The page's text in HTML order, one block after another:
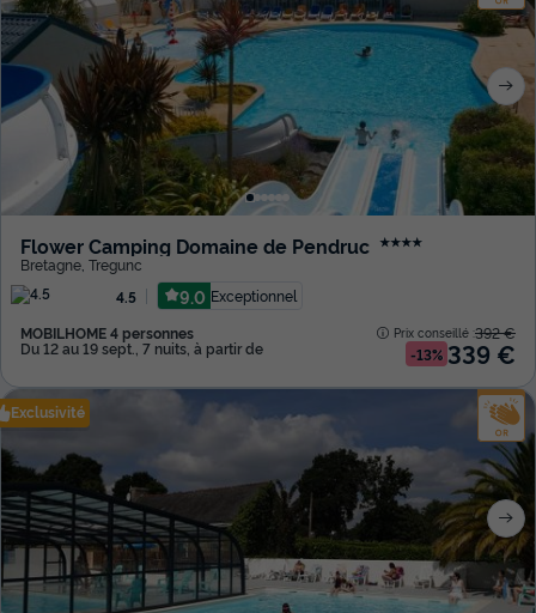
Flower Camping Domaine de Pendruc ★★★★
Bretagne Tregunc
4.5
9.0 Exceptionnel
MOBILHOME 4 personnes
Du 12 au 19 sept., 7 nuits, à partir de
Prix conseillé :392 €
-13% 339 €
Exclusivité